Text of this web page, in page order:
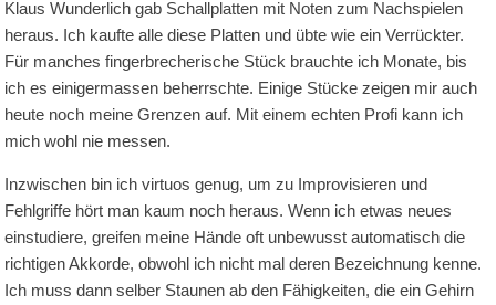
Klaus Wunderlich gab Schallplatten mit Noten zum Nachspielen
heraus. Ich kaufte alle diese Platten und übte wie ein Verrückter.
Für manches fingerbrecherische Stück brauchte ich Monate, bis
ich es einigermassen beherrschte. Einige Stücke zeigen mir auch
heute noch meine Grenzen auf. Mit einem echten Profi kann ich
mich wohl nie messen.
Inzwischen bin ich virtuos genug, um zu Improvisieren und
Fehlgriffe hört man kaum noch heraus. Wenn ich etwas neues
einstudiere, greifen meine Hände oft unbewusst automatisch die
richtigen Akkorde, obwohl ich nicht mal deren Bezeichnung kenne.
Ich muss dann selber Staunen ab den Fähigkeiten, die ein Gehirn